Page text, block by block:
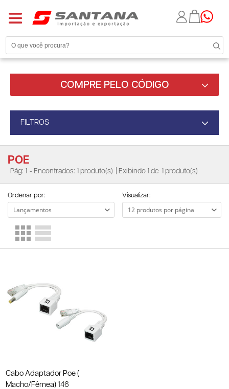
COMPRE PELO CÓDIGO
FILTROS
POE
Pág: 1 - Encontrados: 1 produto(s) | Exibindo 1 de 1 produto(s)
Ordenar por: Visualizar:
Cabo Adaptador Poe (
Macho/Fêmea) 146